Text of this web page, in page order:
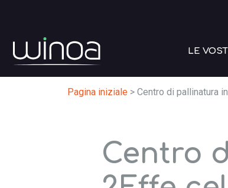
LE
Pagina iniziale > Centro di pallinatura
Centro